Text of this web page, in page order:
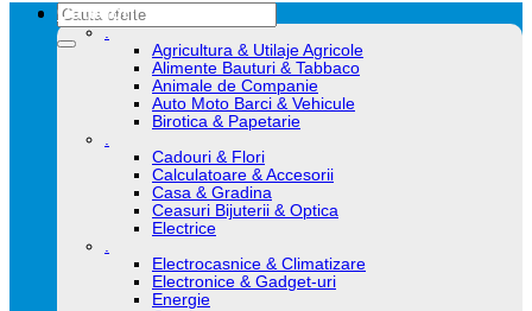
Caută
după:
Categorii
.
Agricultura & Utilaje Agricole
Alimente Bauturi & Tabbaco
Animale de Companie
Auto Moto Barci & Vehicule
Birotica & Papetarie
.
Cadouri & Flori
Calculatoare & Accesorii
Casa & Gradina
Ceasuri Bijuterii & Optica
Electrice
.
Electrocasnice & Climatizare
Electronice & Gadget-uri
Energie